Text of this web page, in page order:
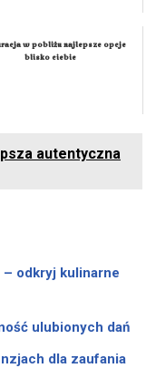
w pobliżu najlepsze opcje
blisko ciebie
autentyczna
– odkryj kulinarne
ulubionych dań
dla zaufania